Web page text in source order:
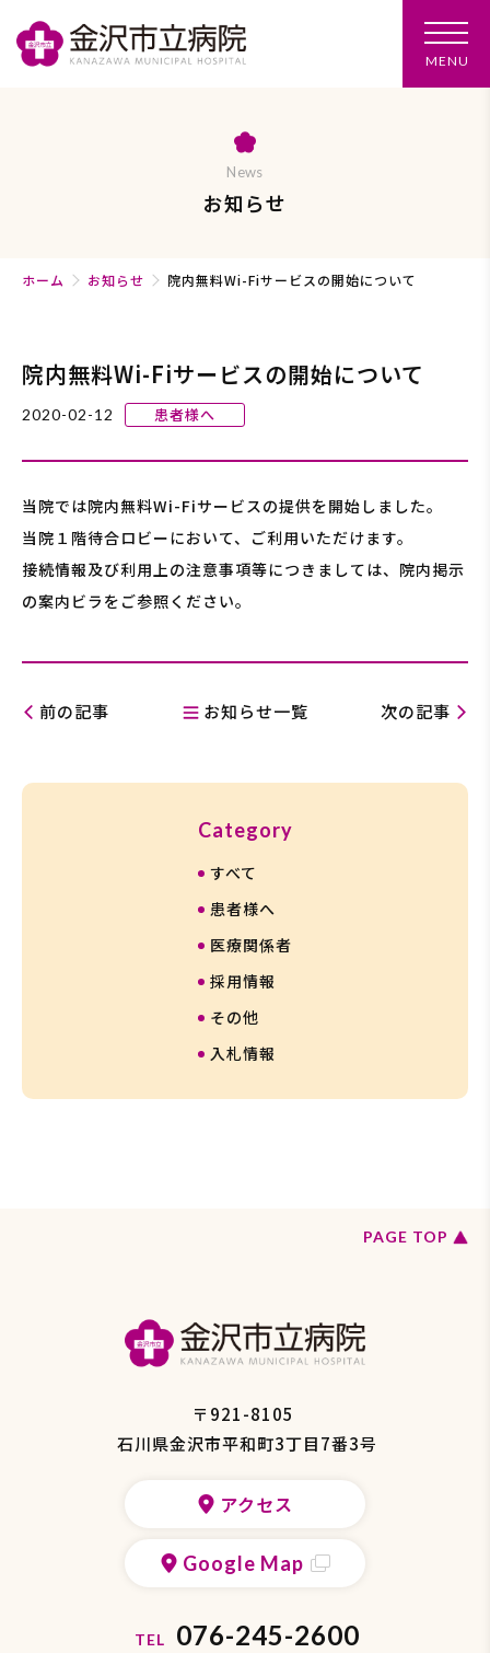
MENU
ュ
News
お知らせ
ホーム お知らせ 院内無料Wi-Fiサービスの開始について
院内無料Wi-Fiサービスの開始について
2020-02-12 患者様へ
当院では院内無料Wi-Fiサービスの提供を開始しました。
当院１階待合ロビーにおいて、ご利用いただけます。
接続情報及び利用上の注意事項等につきましては、院内掲示
の案内ビラをご参照ください。
前の記事 お知らせ一覧 次の記事
Categoryカ
すべて
患者様へ
医療関係者
採用情報
その他
入札情報
PAGE TOP ペ
〒921-8105
石川県金沢市平和町3丁目7番3号
アクセス
Google Map
TEL 076-245-2600